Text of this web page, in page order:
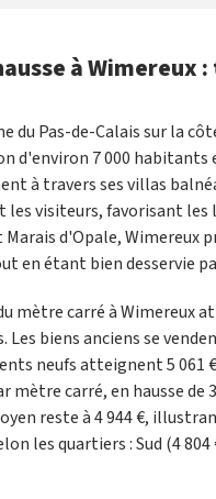
à
du Pas-de-Calais sur la
d'environ 7 000
à travers ses villas
les visiteurs, favorisant
Marais d'Opale,
en étant bien desservie
mètre carré à Wimereux
Les biens anciens se
neufs atteignent 5
mètre carré, en hausse de
reste à 4 944 €,
les quartiers : Sud (4